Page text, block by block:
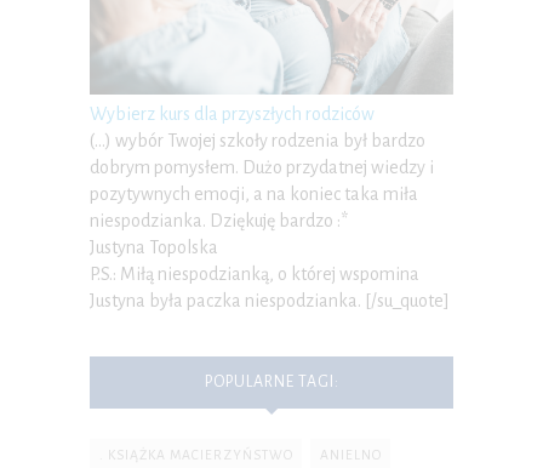
Wybierz kurs dla przyszłych rodziców
(…) wybór Twojej szkoły rodzenia był bardzo
dobrym pomysłem. Dużo przydatnej wiedzy i
pozytywnych emocji, a na koniec taka miła
niespodzianka. Dziękuję bardzo :*
Justyna Topolska
P.S.: Miłą niespodzianką, o której wspomina
Justyna była paczka niespodzianka. [/su_quote]
POPULARNE TAGI:
. KSIĄŻKA MACIERZYŃSTWO ANIELNO